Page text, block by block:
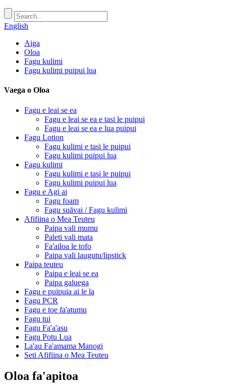
English
Aiga
Oloa
Fagu kulimi
Fagu kulimi puipui lua
Vaega o Oloa
Fagu e leai se ea
Fagu e leai se ea e tasi le puipui
Fagu e leai se ea e lua puipui
Fagu Lotion
Fagu kulimi e tasi le puipui
Fagu kulimi puipui lua
Fagu kulimi
Fagu kulimi e tasi le puipui
Fagu kulimi puipui lua
Fagu e Agi ai
Fagu foam
Fagu suāvai / Fagu kulimi
Afifiina o Mea Teuteu
Paipa vali mumu
Paleti vali mata
Fa'ailoa le tofo
Paipa vali laugutu/lipstick
Paipa teuteu
Paipa e leai se ea
Paipa galuega
Fagu e puipuia ai le la
Fagu PCR
Fagu e toe fa'atumu
Fagu tui
Fagu Fa'a'asu
Fagu Potu Lua
La'au Fa'amama Manogi
Seti Afifiina o Mea Teuteu
Oloa fa'apitoa